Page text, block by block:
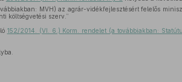
MVH) az agrár-vidékfejlesztésért felelős
költségvetési szerv.”
152/2014. (VI. 6.) Korm. rendelet (a továbbiakban: